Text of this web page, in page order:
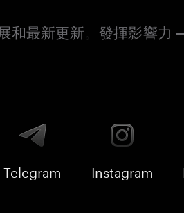
和最新更新。發揮影響力
Telegram Instagram